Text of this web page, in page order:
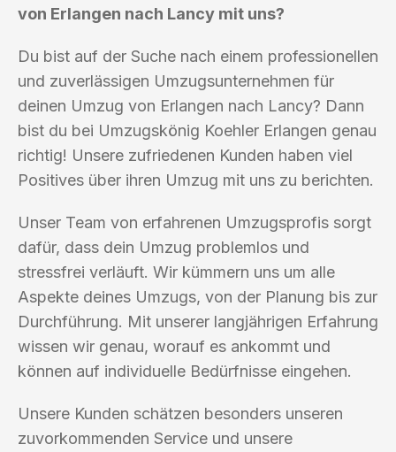
von Erlangen nach Lancy mit uns?
Du bist auf der Suche nach einem professionellen
und zuverlässigen Umzugsunternehmen für
deinen Umzug von Erlangen nach Lancy? Dann
bist du bei Umzugskönig Koehler Erlangen genau
richtig! Unsere zufriedenen Kunden haben viel
Positives über ihren Umzug mit uns zu berichten.
Unser Team von erfahrenen Umzugsprofis sorgt
dafür, dass dein Umzug problemlos und
stressfrei verläuft. Wir kümmern uns um alle
Aspekte deines Umzugs, von der Planung bis zur
Durchführung. Mit unserer langjährigen Erfahrung
wissen wir genau, worauf es ankommt und
können auf individuelle Bedürfnisse eingehen.
Unsere Kunden schätzen besonders unseren
zuvorkommenden Service und unsere